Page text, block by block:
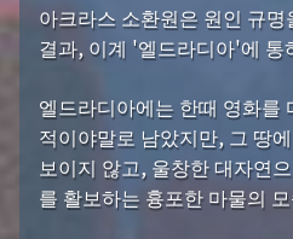
아크라스 소환원은 원인 규
결과, 이계 '엘드라디아'에 통
엘드라디아에는 한때 영화를
적이야말로 남았지만, 그 땅
보이지 않고, 울창한 대자연
를 활보하는 흉포한 마물의